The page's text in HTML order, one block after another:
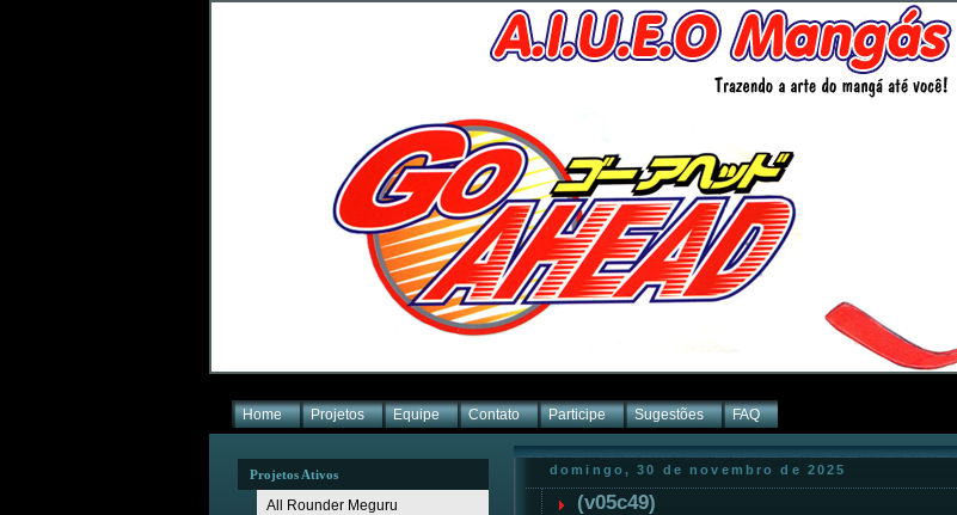
Home Projetos Equipe Contato Participe Sugestões FAQ
Projetos Ativos
All Rounder Meguru
domingo, 30 de novembro de 2025
(v05c49)